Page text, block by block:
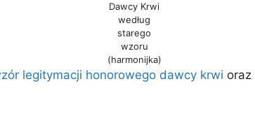
Dawcy Krwi
według
starego
wzoru
(harmonijka)
legitymacji honorowego dawcy krwi oraz